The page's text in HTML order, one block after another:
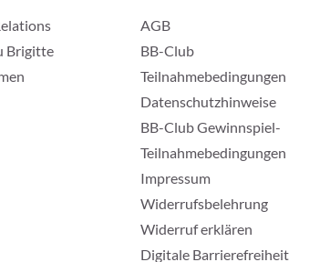
Brigitte
AGB
BB-Club
Teilnahmebedingungen
Datenschutzhinweise
BB-Club Gewinnspiel-
Teilnahmebedingungen
Impressum
Widerrufsbelehrung
Widerruf erklären
Digitale Barrierefreiheit